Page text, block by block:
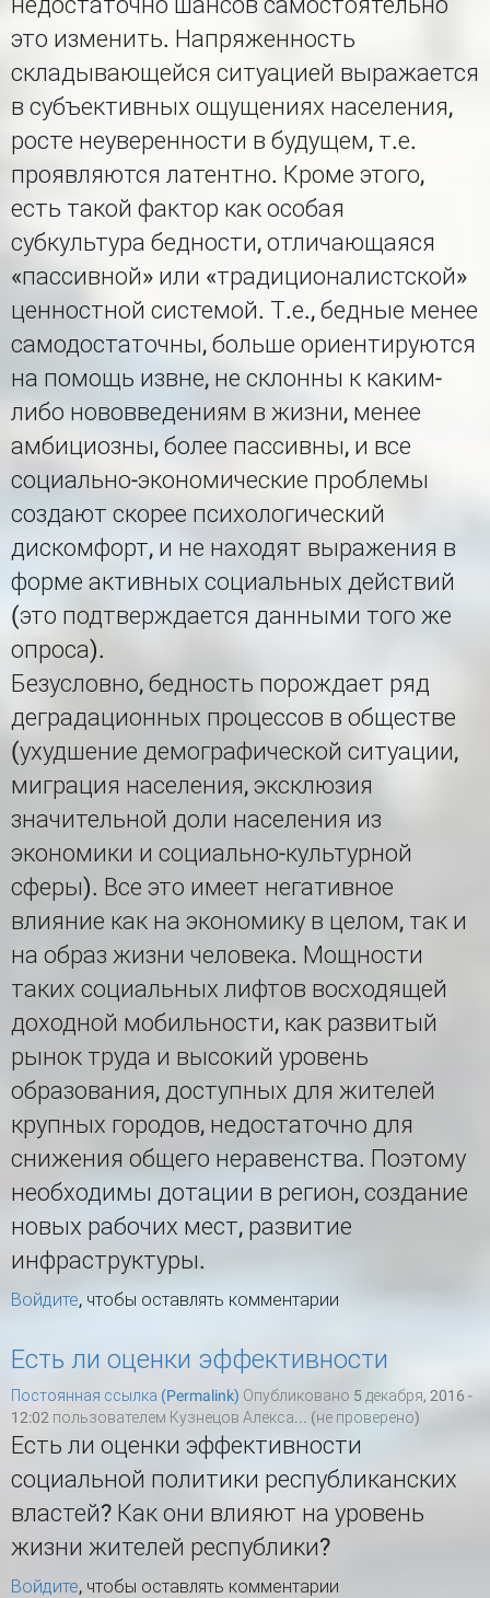
это изменить. Напряженность
складывающейся ситуацией выражается
в субъективных ощущениях населения,
росте неуверенности в будущем, т.е.
проявляются латентно. Кроме этого,
есть такой фактор как особая
субкультура бедности, отличающаяся
«пассивной» или «традиционалистской»
ценностной системой. Т.е., бедные менее
самодостаточны, больше ориентируются
на помощь извне, не склонны к каким-
либо нововведениям в жизни, менее
амбициозны, более пассивны, и все
социально-экономические проблемы
создают скорее психологический
дискомфорт, и не находят выражения в
форме активных социальных действий
(это подтверждается данными того же
опроса).
Безусловно, бедность порождает ряд
деградационных процессов в обществе
(ухудшение демографической ситуации,
миграция населения, эксклюзия
значительной доли населения из
экономики и социально-культурной
сферы). Все это имеет негативное
влияние как на экономику в целом, так и
на образ жизни человека. Мощности
таких социальных лифтов восходящей
доходной мобильности, как развитый
рынок труда и высокий уровень
образования, доступных для жителей
крупных городов, недостаточно для
снижения общего неравенства. Поэтому
необходимы дотации в регион, создание
новых рабочих мест, развитие
инфраструктуры.
Войдите, чтобы оставлять комментарии
Есть ли оценки эффективности
Постоянная ссылка (Permalink) Опубликовано 5 декабря, 2016 -
12:02 пользователем Кузнецов Алекса... (не проверено)
Есть ли оценки эффективности
социальной политики республиканских
властей? Как они влияют на уровень
жизни жителей республики?
Войдите, чтобы оставлять комментарии